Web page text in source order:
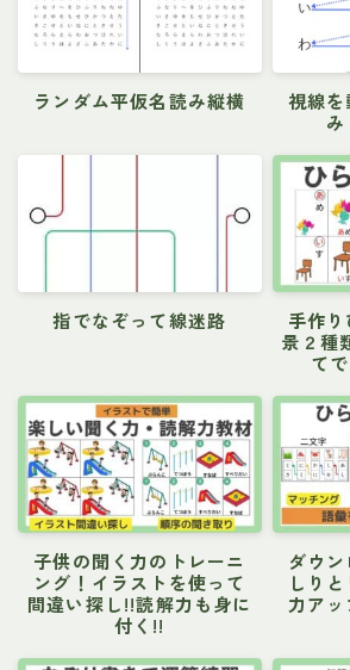
ランダム平仮名読み縦横
視線
み
指でなぞって線迷路
手作
景２種
て
子供の聞く力のトレーニ
ング！イラストを使って
間違い探し!!読解力も身に
付く!!
ダウ
しり
力ア